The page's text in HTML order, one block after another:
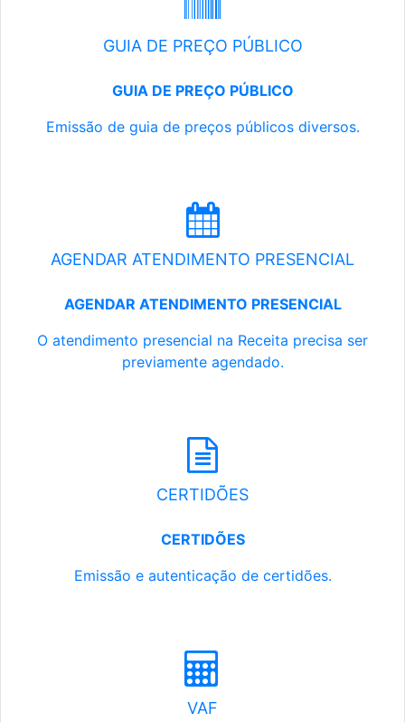
GUIA DE PREÇO PÚBLICO
GUIA DE PREÇO PÚBLICO
Emissão de guia de preços públicos diversos.
AGENDAR ATENDIMENTO PRESENCIAL
AGENDAR ATENDIMENTO PRESENCIAL
O atendimento presencial na Receita precisa ser
previamente agendado.
CERTIDÕES
CERTIDÕES
Emissão e autenticação de certidões.
VAF